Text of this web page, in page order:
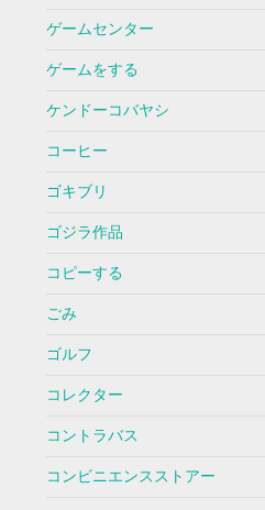
ゲームセンター
ゲームをする
ケンドーコバヤシ
コーヒー
ゴキブリ
ゴジラ作品
コピーする
ごみ
ゴルフ
コレクター
コントラバス
コンビニエンスストアー